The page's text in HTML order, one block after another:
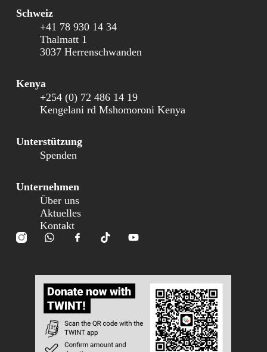
Schweiz
+41 78 930 14 34
Thalmatt 1
3037 Herrenschwanden
Kenya
+254 (0) 72 486 14 19
Kengelani rd Mshomoroni Kenya
Unterstützung
Spenden
Unternehmen
Über uns
Aktuelles
Kontakt